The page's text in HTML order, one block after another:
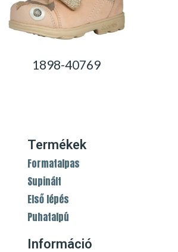
1898-40769
Termékek
Formatalpas
Supinált
Első lépés
Puhatalpú
Információ